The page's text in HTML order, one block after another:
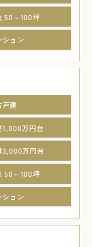
50～100坪
ション
戸建
1,000万円台
3,000万円台
50～100坪
ション